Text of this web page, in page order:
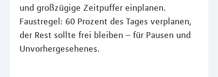
und großzügige Zeitpuffer einplanen.
Faustregel: 60 Prozent des Tages verplanen,
der Rest sollte frei bleiben – für Pausen und
Unvorhergesehenes.